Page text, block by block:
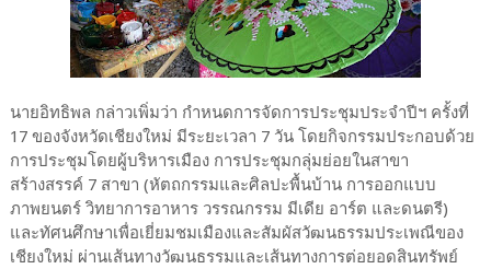
นายอิทธิพล กล่าวเพิ่มว่า กำหนดการจัดการประชุมประจำปีฯ ครั้งที่
17 ของจังหวัดเชียงใหม่ มีระยะเวลา 7 วัน โดยกิจกรรมประกอบด้วย
การประชุมโดยผู้บริหารเมือง การประชุมกลุ่มย่อยในสาขา
สร้างสรรค์ 7 สาขา (หัตถกรรมและศิลปะพื้นบ้าน การออกแบบ
ภาพยนตร์ วิทยาการอาหาร วรรณกรรม มีเดีย อาร์ต และดนตรี)
และทัศนศึกษาเพื่อเยี่ยมชมเมืองและสัมผัสวัฒนธรรมประเพณีของ
เชียงใหม่ ผ่านเส้นทางวัฒนธรรมและเส้นทางการต่อยอดสินทรัพย์